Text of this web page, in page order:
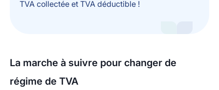
TVA collectée et TVA déductible !
La marche à suivre pour changer de
régime de TVA